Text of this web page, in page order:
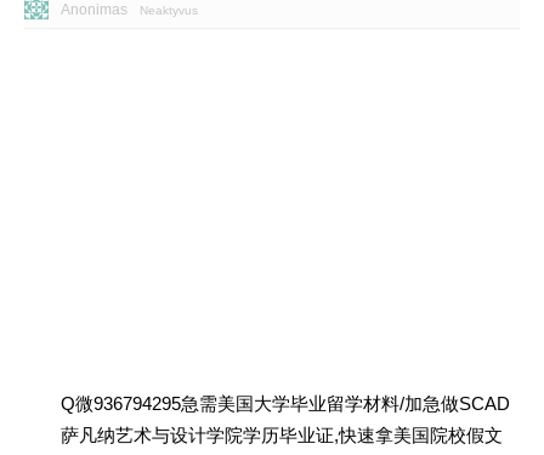
Anonimas Neaktyvus
Q微936794295急需美国大学毕业留学材料/加急做SCAD
萨凡纳艺术与设计学院学历毕业证,快速拿美国院校假文